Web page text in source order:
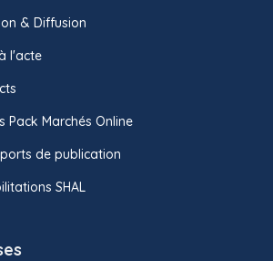
& Diffusion
l'acte
Pack Marchés Online
de publication
SHAL